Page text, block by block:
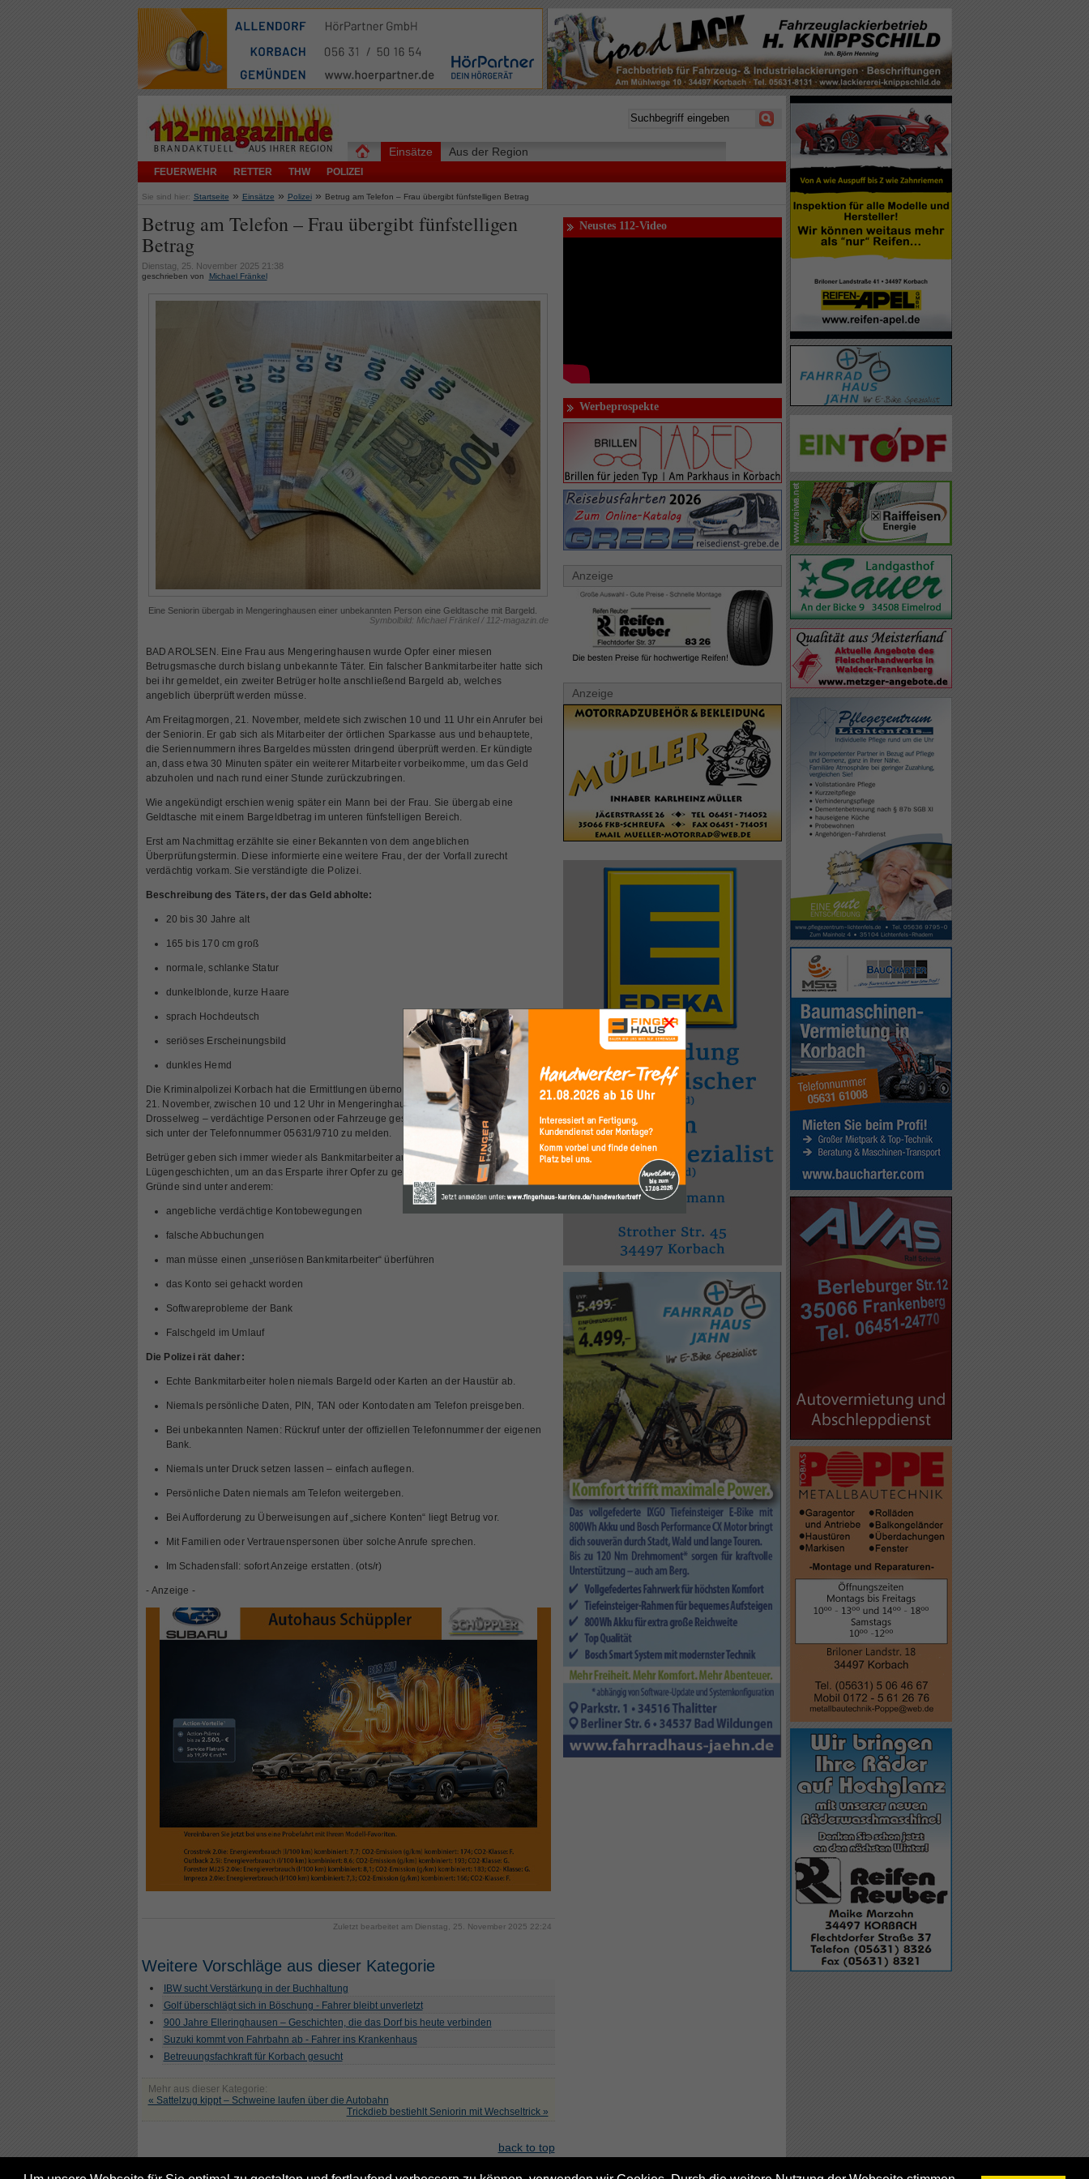
Einsätze
FEUERWEHR RETTER THW POLIZEI
Aus der Region
Sie sind hier: Startseite » Einsätze » Polizei » Betrug am Telefon – Frau übergibt fünfstelligen Betrag
Betrug am Telefon – Frau übergibt fünfstelligen
Betrag
Dienstag, 25. November 2025 21:38
geschrieben von Michael Fränkel
Eine Seniorin übergab in Mengeringhausen einer unbekannten Person eine Geldtasche mit Bargeld.
Symbolbild: Michael Fränkel / 112-magazin.de
BAD AROLSEN. Eine Frau aus Mengeringhausen wurde Opfer einer miesen
Betrugsmasche durch bislang unbekannte Täter. Ein falscher Bankmitarbeiter hatte sich
bei ihr gemeldet, ein zweiter Betrüger holte anschließend Bargeld ab, welches
angeblich überprüft werden müsse.
Am Freitagmorgen, 21. November, meldete sich zwischen 10 und 11 Uhr ein Anrufer bei
der Seniorin. Er gab sich als Mitarbeiter der örtlichen Sparkasse aus und behauptete,
die Seriennummern ihres Bargeldes müssten dringend überprüft werden. Er kündigte
an, dass etwa 30 Minuten später ein weiterer Mitarbeiter vorbeikomme, um das Geld
abzuholen und nach rund einer Stunde zurückzubringen.
Wie angekündigt erschien wenig später ein Mann bei der Frau. Sie übergab eine
Geldtasche mit einem Bargeldbetrag im unteren fünfstelligen Bereich.
Erst am Nachmittag erzählte sie einer Bekannten von dem angeblichen
Überprüfungstermin. Diese informierte eine weitere Frau, der der Vorfall zurecht
verdächtig vorkam. Sie verständigte die Polizei.
Beschreibung des Täters, der das Geld abholte:
20 bis 30 Jahre alt
165 bis 170 cm groß
normale, schlanke Statur
dunkelblonde, kurze Haare
sprach Hochdeutsch
seriöses Erscheinungsbild
dunkles Hemd
Die Kriminalpolizei Korbach hat die Ermittlungen übernommen. Zeugen, die am Freitag,
21. November, zwischen 10 und 12 Uhr in Mengeringhausen – insbesondere im
Drosselweg – verdächtige Personen oder Fahrzeuge gesehen haben, werden gebeten,
sich unter der Telefonnummer 05631/9710 zu melden.
Betrüger geben sich immer wieder als Bankmitarbeiter aus und nutzen unterschiedliche
Lügengeschichten, um an das Ersparte ihrer Opfer zu gelangen. Häufig genannte
Gründe sind unter anderem:
angebliche verdächtige Kontobewegungen
falsche Abbuchungen
man müsse einen „unseriösen Bankmitarbeiter“ überführen
das Konto sei gehackt worden
Softwareprobleme der Bank
Falschgeld im Umlauf
Die Polizei rät daher:
Echte Bankmitarbeiter holen niemals Bargeld oder Karten an der Haustür ab.
Niemals persönliche Daten, PIN, TAN oder Kontodaten am Telefon preisgeben.
Bei unbekannten Namen: Rückruf unter der offiziellen Telefonnummer der eigenen
Bank.
Niemals unter Druck setzen lassen – einfach auflegen.
Persönliche Daten niemals am Telefon weitergeben.
Bei Aufforderung zu Überweisungen auf „sichere Konten“ liegt Betrug vor.
Mit Familien oder Vertrauenspersonen über solche Anrufe sprechen.
Im Schadensfall: sofort Anzeige erstatten. (ots/r)
- Anzeige -
Zuletzt bearbeitet am Dienstag, 25. November 2025 22:24
Weitere Vorschläge aus dieser Kategorie
IBW sucht Verstärkung in der Buchhaltung
Golf überschlägt sich in Böschung - Fahrer bleibt unverletzt
900 Jahre Elleringhausen – Geschichten, die das Dorf bis heute verbinden
Suzuki kommt von Fahrbahn ab - Fahrer ins Krankenhaus
Betreuungsfachkraft für Korbach gesucht
Mehr aus dieser Kategorie:
« Sattelzug kippt – Schweine laufen über die Autobahn
Trickdieb bestiehlt Seniorin mit Wechseltrick »
back to top
Neustes 112-Video
Werbeprospekte
Anzeige
Anzeige
×